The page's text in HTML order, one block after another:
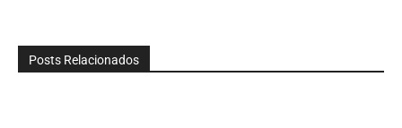
Posts Relacionados